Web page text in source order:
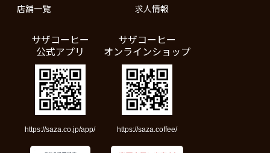
店舗一覧 求人情報
サザコーヒー
公式アプリ
https://saza.co.jp/app/
サザコーヒー
オンラインショップ
https://saza.coffee/